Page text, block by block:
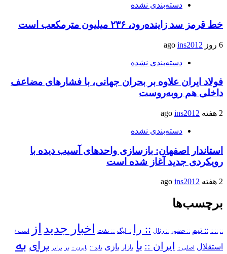
دسته‌بندی نشده
خط قرمز سد زاینده‌رود، ۲۳۶ میلیون مترمکعب است
6 روز ago ins2012
دسته‌بندی نشده
فولاد ایران علاوه بر بحران جهانی، با فشارهای مضاعف
داخلی هم روبه‌روست
2 هفته ago ins2012
دسته‌بندی نشده
استاندار اصفهان: بازسازی واحدهای آسیب دیده با
رویکردی جدید آغاز شده است
2 هفته ago ins2012
برچسب‌ها
::
:: :: :: تیم :: حضور :: رئال :: را :: لیگ :: نفت اخبار جدید از است /
استقلال اصلی :: ایران :: با بازار بازی باید :: بایرن :: بر برابر برای به